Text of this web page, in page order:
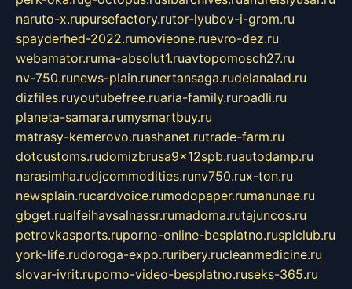
naruto-x.rupursefactory.rutor-lyubov-i-grom.ru
spayderhed-2022.rumovieone.ruevro-dez.ru
webamator.ruma-absolut1.ruavtopomosch27.ru
nv-750.runews-plain.runertansaga.rudelanalad.ru
dizfiles.ruyoutubefree.ruaria-family.ruroadli.ru
planeta-samara.rumysmartbuy.ru
matrasy-kemerovo.ruashanet.rutrade-farm.ru
dotcustoms.rudomizbrusa9x12spb.ruautodamp.ru
narasimha.rudjcommodities.runv750.rux-ton.ru
newsplain.rucardvoice.rumodopaper.rumanunae.ru
gbget.rualfeihavsalnassr.rumadoma.rutajuncos.ru
petrovkasports.ruporno-online-besplatno.rusplclub.ru
york-life.rudoroga-expo.ruribery.rucleanmedicine.ru
slovar-ivrit.ruporno-video-besplatno.ruseks-365.ru